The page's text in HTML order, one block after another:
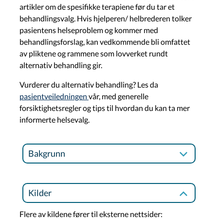
artikler om de spesifikke terapiene før du tar et
behandlingsvalg. Hvis hjelperen/ helbrederen tolker
pasientens helseproblem og kommer med
behandlingsforslag, kan vedkommende bli omfattet
av pliktene og rammene som lovverket rundt
alternativ behandling gir.
Vurderer du alternativ behandling? Les da
pasientveiledningen vår, med generelle
forsiktighetsregler og tips til hvordan du kan ta mer
informerte helsevalg.
Bakgrunn
Kilder
Flere av kildene fører til eksterne nettsider: